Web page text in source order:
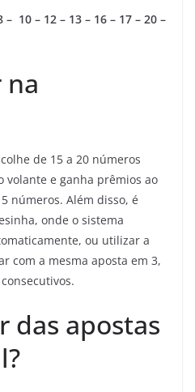
10 – 12 – 13 – 16 – 17 – 20 –
na
de 15 a 20 números
volante e ganha prêmios ao
números. Além disso, é
onde o sistema
ou utilizar a
com a mesma aposta em 3,
das apostas